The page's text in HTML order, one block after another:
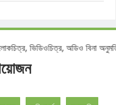
আলোকচিত্র, ভিডিওচিত্র, অডিও